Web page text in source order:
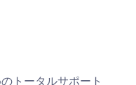
トータルサポート